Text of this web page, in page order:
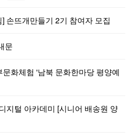
손뜨개만들기 2기 참여자 모집
문
화체험 '남북 문화한마당 평양예
지털 아카데미 [시니어 배송원 양